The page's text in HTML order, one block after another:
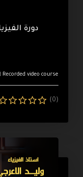
Recorded video course
(0)